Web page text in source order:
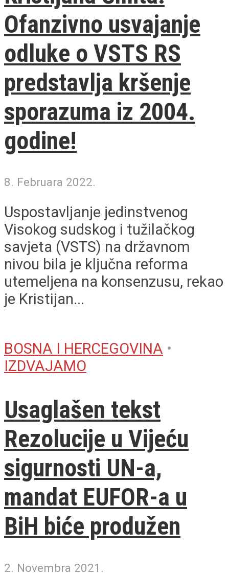
Ofanzivno usvajanje
odluke o VSTS RS
predstavlja kršenje
sporazuma iz 2004.
godine!
8. Februara 2022.
Uspostavljanje jedinstvenog
Visokog sudskog i tužilačkog
savjeta (VSTS) na državnom
nivou bila je ključna reforma
utemeljena na konsenzusu, rekao
je Kristijan...
BOSNA I HERCEGOVINA •
IZDVAJAMO
Usaglašen tekst
Rezolucije u Vijeću
sigurnosti UN-a,
mandat EUFOR-a u
BiH biće produžen
2. Novembra 2021.